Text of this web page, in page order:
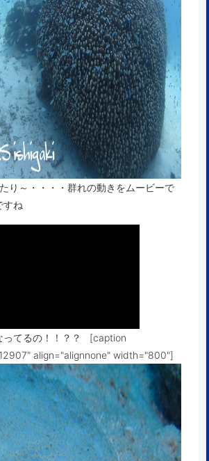
り～・・・・群れの動きをムービーで
すね
ってるの！！？？ [caption
align="alignnone" width="800"]